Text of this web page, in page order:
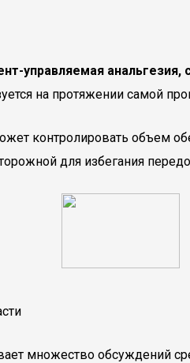
управляемая
на протяжении самой
контролировать объем
для избегания
множество обсуждений